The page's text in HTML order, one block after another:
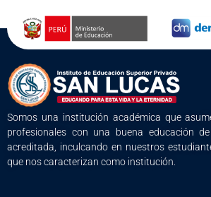
Somos una institución académica que
profesionales con una buena educación
acreditada, inculcando en nuestros
que nos caracterizan como institución.